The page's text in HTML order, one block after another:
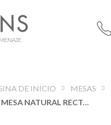
DE INICIO MESAS
MESA NATURAL RECTANGULAR DE ROBLE 240 X 100 CM ALT. 73 CM